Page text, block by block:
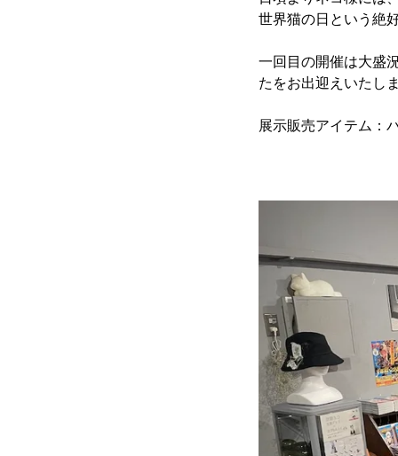
世界猫の日という絶
一回目の開催は大盛
たをお出迎えいたし
展示販売アイテム：